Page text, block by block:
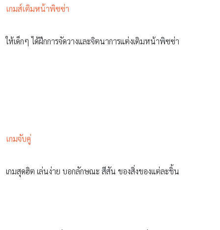
เกมส์เติมหน้าพิซซ่า
ให้เด็กๆ ได้ฝึกการจัดวางและจิตนาการแต่งเติมหน้าพิซซ่า
เกมจับคู่
เกมสุดฮิต เล่นง่าย บอกลักษณะ สีสัน ของสิ่งของแต่ละชิ้น